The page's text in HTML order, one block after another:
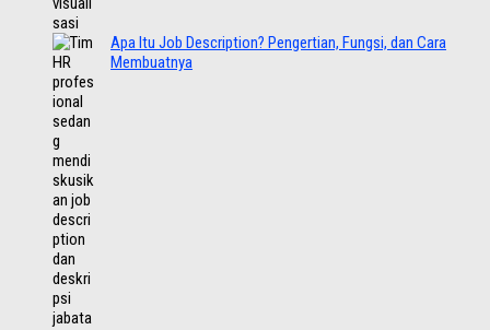
Apa Itu Job Description? Pengertian, Fungsi, dan Cara
Membuatnya